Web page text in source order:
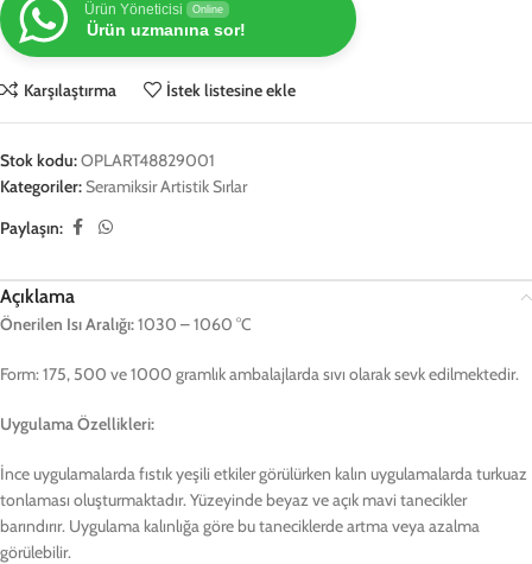
Ürün Yöneticisi Online
Ürün uzmanına sor!
Karşılaştırma İstek listesine ekle
Stok kodu:OPLART48829001
Kategoriler:Seramiksir Artistik Sırlar
Paylaşın:
Açıklama
Önerilen Isı Aralığı:1030 – 1060 °C
Form: 175, 500 ve 1000 gramlık ambalajlarda sıvı olarak sevk edilmektedir.
Uygulama Özellikleri:
İnce uygulamalarda fıstık yeşili etkiler görülürken kalın uygulamalarda turkuaz
tonlaması oluşturmaktadır. Yüzeyinde beyaz ve açık mavi tanecikler
barındırır. Uygulama kalınlığa göre bu taneciklerde artma veya azalma
görülebilir.